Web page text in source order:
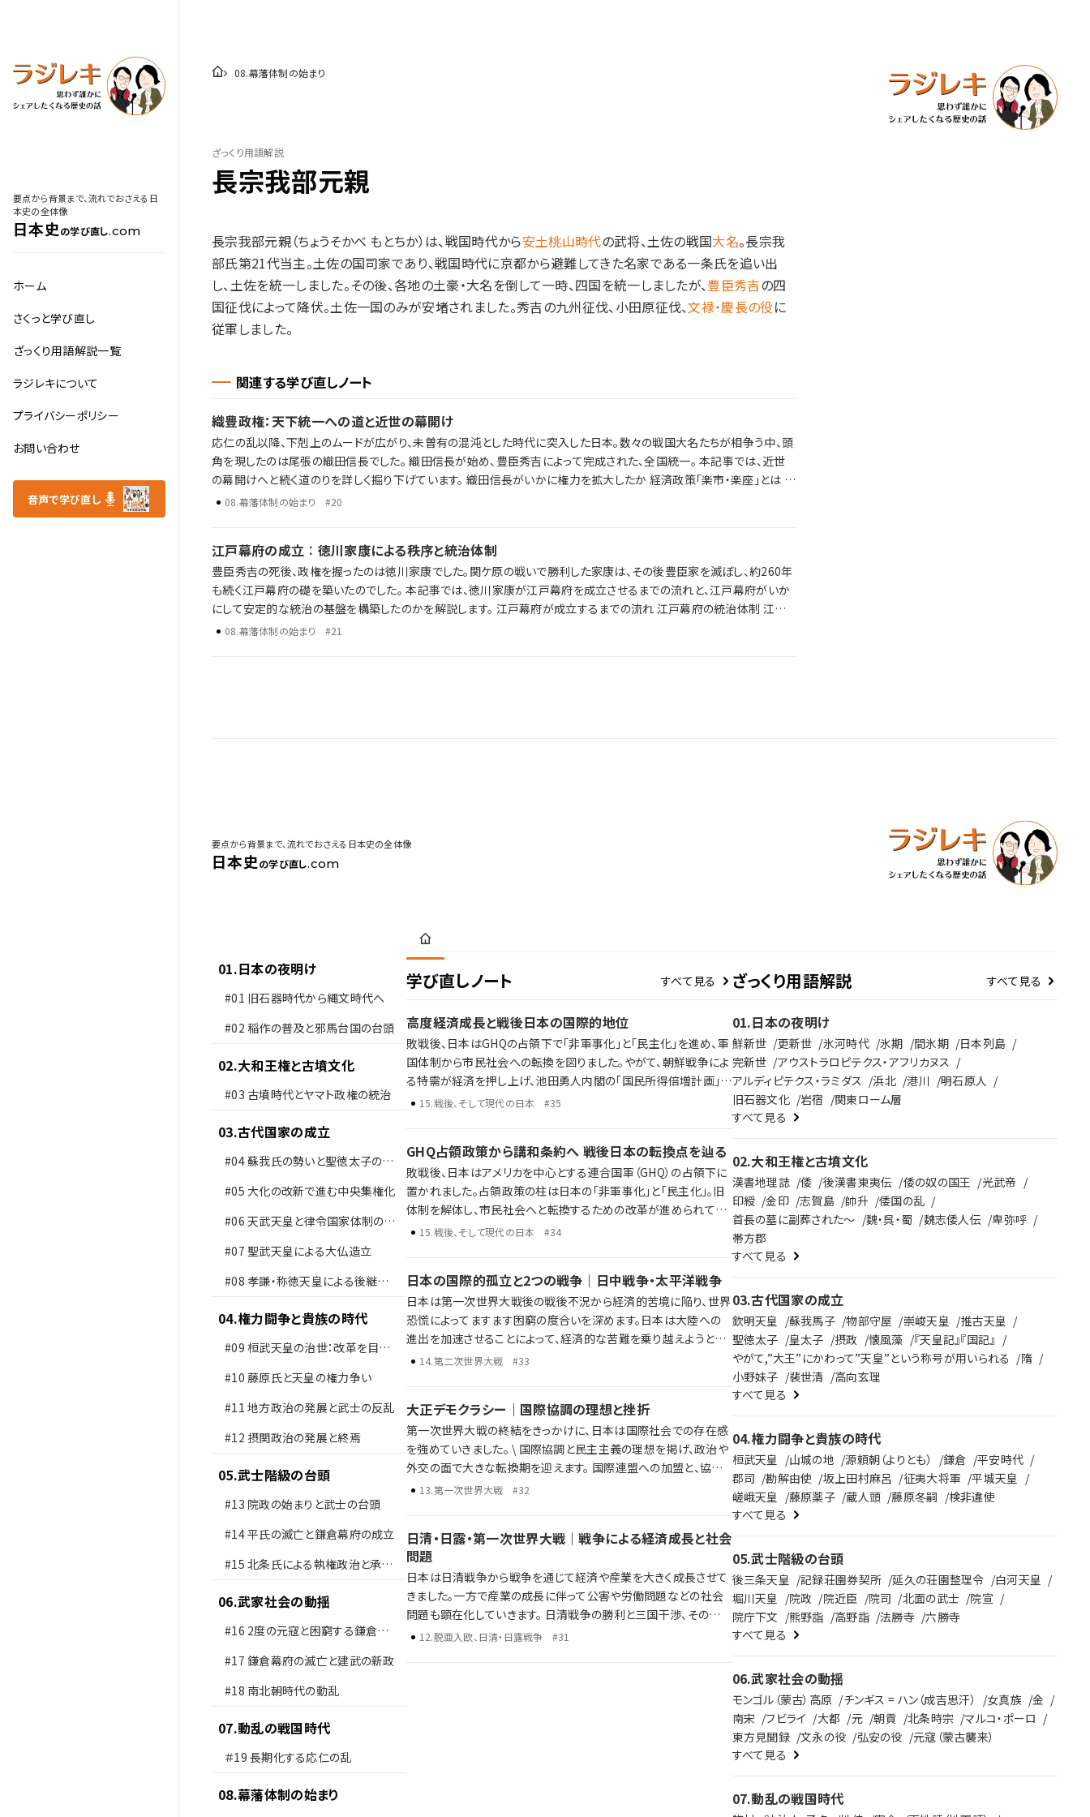
要点から背景まで、流れでおさえる日
本史の全体像
日本史の学び直し.com
ホーム
さくっと学び直し
ざっくり用語解説一覧
ラジレキについて
プライバシーポリシー
お問い合わせ
音声で学び直し
08.幕藩体制の始まり
ざっくり用語解説
長宗我部元親
長宗我部元親（ちょうそかべ もとちか）は、戦国時代から安土桃山時代の武将、土佐の戦国大名。長宗我
部氏第21代当主。土佐の国司家であり、戦国時代に京都から避難してきた名家である一条氏を追い出
し、土佐を統一しました。その後、各地の土豪・大名を倒して一時、四国を統一しましたが、豊臣秀吉の四
国征伐によって降伏。土佐一国のみが安堵されました。秀吉の九州征伐、小田原征伐、文禄・慶長の役に
従軍しました。
関連する学び直しノート
織豊政権：天下統一への道と近世の幕開け
応仁の乱以降、下剋上のムードが広がり、未曽有の混沌とした時代に突入した日本。数々の戦国大名たちが相争う中、頭
角を現したのは尾張の織田信長でした。 織田信長が始め、豊臣秀吉によって完成された、全国統一。 本記事では、近世
の幕開けへと続く道のりを詳しく掘り下げています。 織田信長がいかに権力を拡大したか 経済政策「楽市・楽座」とは 天
下統一達成までの道 太閤検地と刀狩の狙い 秀吉が海外進出を試みた理由 歴史年表だけでは語り尽くせない彼らの野
08.幕藩体制の始まり #20
江戸幕府の成立︰徳川家康による秩序と統治体制
豊臣秀吉の死後、政権を握ったのは徳川家康でした。関ケ原の戦いで勝利した家康は、その後豊臣家を滅ぼし、約260年
も続く江戸幕府の礎を築いたのでした。 本記事では、徳川家康が江戸幕府を成立させるまでの流れと、江戸幕府がいか
にして安定的な統治の基盤を構築したのかを解説します。 江戸幕府が成立するまでの流れ 江戸幕府の統治体制 江戸
幕府の外交政策 鎖国に至るまでの背景 歴史年表だけでは語り尽くせない彼らの野望、戦略、そして後の時代への影響
08.幕藩体制の始まり #21
要点から背景まで、流れでおさえる日本史の全体像
日本史の学び直し.com
01.日本の夜明け
#01 旧石器時代から縄文時代へ
#02 稲作の普及と邪馬台国の台頭
02.大和王権と古墳文化
#03 古墳時代とヤマト政権の統治
03.古代国家の成立
#04蘇我氏の勢いと聖徳太子の改
革
#05 大化の改新で進む中央集権化
#06 天武天皇と律令国家体制の整
備
#07 聖武天皇による大仏造立
#08 孝謙・称徳天皇による後継者
問題
04.権力闘争と貴族の時代
#09 桓武天皇の治世：改革を目指
した新しい政治
#10 藤原氏と天皇の権力争い
#11 地方政治の発展と武士の反乱
#12 摂関政治の発展と終焉
05.武士階級の台頭
#13 院政の始まりと武士の台頭
#14平氏の滅亡と鎌倉幕府の成立
#15 北条氏による執権政治と承久
の変
06.武家社会の動揺
#16 2度の元寇と困窮する鎌倉武
士
#17 鎌倉幕府の滅亡と建武の新政
#18 南北朝時代の動乱
07.動乱の戦国時代
＃19 長期化する応仁の乱
08.幕藩体制の始まり
学び直しノート すべて見る
高度経済成長と戦後日本の国際的地位
敗戦後、日本はGHQの占領下で「非軍事化」と「民主化」を進め、軍
国体制から市民社会への転換を図りました。やがて、朝鮮戦争によ
る特需が経済を押し上げ、池田勇人内閣の「国民所得倍増計画」に
よって高度経済成長期が到来。東海道新幹線の開通、東京オリンピ
交正常化 オイルショックやバブル経済の崩壊 占領から高度経済成
長へ。そして、成長の終焉と新たな時代の入り口へ。歴史年表だけ
では語り尽くせない戦後日本がたどった激動の数十年を、ラジレキ
が独自解説します。
15.戦後、そして現代の日本 #35
GHQ占領政策から講和条約へ 戦後日本の転換点を辿る
敗戦後、日本はアメリカを中心とする連合国軍（GHQ）の占領下に
置かれました。占領政策の柱は日本の「非軍事化」と「民主化」。旧
体制を解体し、市民社会へと転換するための改革が進められてい
きました。 敗戦と日本の再出発 占領政策と「非軍事化・民主化」 冷
す。
15.戦後、そして現代の日本 #34
日本の国際的孤立と2つの戦争｜日中戦争・太平洋戦争
日本は第一次世界大戦後の戦後不況から経済的苦境に陥り、世界
恐慌によってますます困窮の度合いを深めます。日本は大陸への
進出を加速させることによって、経済的な苦難を乗り越えようとし
ました。 しかし、大陸への進出は中国との武力衝突へと発展し、国
日本の孤立と日中戦争 第二次世界大戦と日本の対応 太平洋戦争
の始まりと戦争の終結 歴史年表だけでは語り尽くせない彼らの野
望、戦略、そして後の時代への影響を、ラジレキが独自解説します。
14.第二次世界大戦 #33
大正デモクラシー｜国際協調の理想と挫折
第一次世界大戦の終結をきっかけに、日本は国際社会での存在感
を強めていきました。 \ 国際協調と民主主義の理想を掲げ、政治や
外交の面で大きな転換期を迎えます。 国際連盟への加盟と、協調
外交の推進 政党内閣の成立と「憲政の常道」 普通選挙法の制定に
化とともに協調路線は行き詰まっていきます。 \ 激動の時代、大正
デモクラシーの光と影を、ラジレキが独自解説します。
13.第一次世界大戦 #32
日清・日露・第一次世界大戦｜戦争による経済成長と社会
問題
日本は日清戦争から戦争を通じて経済や産業を大きく成長させて
きました。一方で産業の成長に伴って公害や労働問題などの社会
問題も顕在化していきます。 日清戦争の勝利と三国干渉、その後の
日露戦争 第一次世界大戦による日本の国際的影響力の高まり 戦
12.脱亜入欧、日清・日露戦争 #31
ざっくり用語解説 すべて見る
01.日本の夜明け
鮮新世 更新世 氷河時代 氷期 間氷期
日本列島
完新世
アウストラロピテクス・アフリカヌス
アルディピテクス・ラミダス
浜北 港川
明石原人
旧石器文化
岩宿
関東ローム層
すべて見る
02.大和王権と古墳文化
漢書地理誌 倭 後漢書東夷伝 倭の奴の国王
光武帝
印綬
金印 志賀島 帥升
倭国の乱
首長の墓に副葬された～
魏・呉・蜀 魏志倭人伝
卑弥呼
帯方郡
すべて見る
03.古代国家の成立
欽明天皇 蘇我馬子 物部守屋 崇峻天皇
推古天皇
聖徳太子
皇太子 摂政 懐風藻
『天皇記』『国記』
やがて,”大王”にかわって”天皇”という称号が用いられる
隋
小野妹子
裴世清
高向玄理
すべて見る
04.権力闘争と貴族の時代
桓武天皇 山城の地 源頼朝（よりとも） 鎌倉
平安時代
郡司
勘解由使 坂上田村麻呂 征夷大将軍
平城天皇
嵯峨天皇
藤原薬子 蔵人頭 藤原冬嗣
検非違使
すべて見る
05.武士階級の台頭
後三条天皇 記録荘園券契所 延久の荘園整理令
白河天皇
堀川天皇
院政 院近臣 院司 北面の武士
院宣
院庁下文
熊野詣 高野詣 法勝寺
六勝寺
すべて見る
06.武家社会の動揺
モンゴル（蒙古）高原 チンギス = ハン（成吉思汗） 女真族
金
南宋
フビライ 大都 元 朝貢 北条時宗
マルコ・ポーロ
東方見聞録
文永の役 弘安の役
元寇（蒙古襲来）
すべて見る
07.動乱の戦国時代